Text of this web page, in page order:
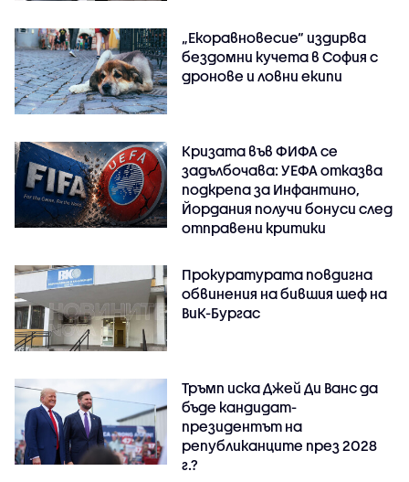
„Екоравновесие“ издирва
бездомни кучета в София с
дронове и ловни екипи
Кризата във ФИФА се
задълбочава: УЕФА отказва
подкрепа за Инфантино,
Йордания получи бонуси след
отправени критики
Прокуратурата повдигна
обвинения на бившия шеф на
ВиК-Бургас
Тръмп иска Джей Ди Ванс да
бъде кандидат-
президентът на
републиканците през 2028
г.?